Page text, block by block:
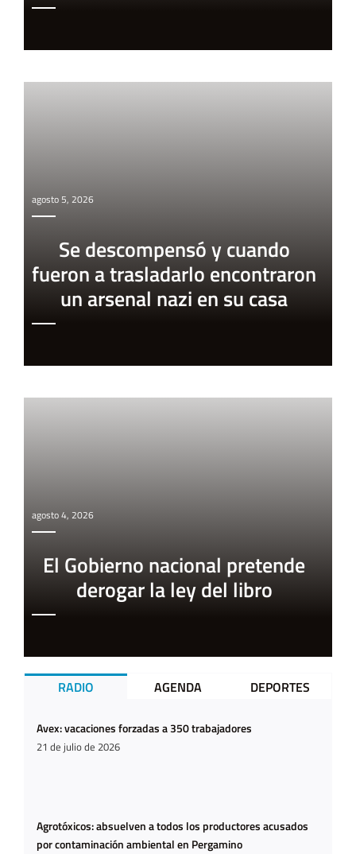
agosto 5, 2026
Se descompensó y cuando
fueron a trasladarlo encontraron
un arsenal nazi en su casa
agosto 4, 2026
El Gobierno nacional pretende
derogar la ley del libro
RADIO AGENDA DEPORTES
Avex: vacaciones forzadas a 350 trabajadores
21 de julio de 2026
Agrotóxicos: absuelven a todos los productores acusados
por contaminación ambiental en Pergamino